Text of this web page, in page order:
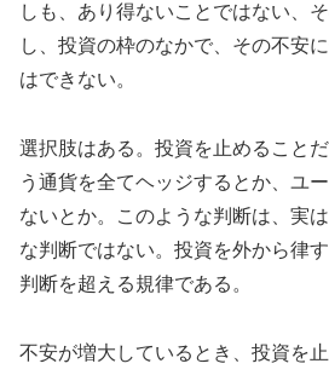
しも、あり得ないことではない、
し、投資の枠のなかで、その不安
はできない。
選択肢はある。投資を止めること
う通貨を全てヘッジするとか、ユ
ないとか。このような判断は、実
な判断ではない。投資を外から律
判断を超える規律である。
不安が増大しているとき、投資を